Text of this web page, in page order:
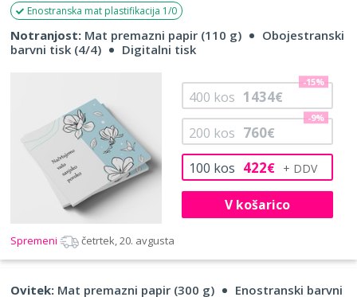
Enostranska mat plastifikacija 1/0
Notranjost: Mat premazni papir (110 g)
Obojestranski
barvni tisk (4/4)
Digitalni tisk
100 kos 422€
200 kos 760€
-9%
400 kos 1434€
-15%
V košarico
Spremeni četrtek, 20. avgusta
Ovitek: Mat premazni papir (300 g)
Enostranski barvni